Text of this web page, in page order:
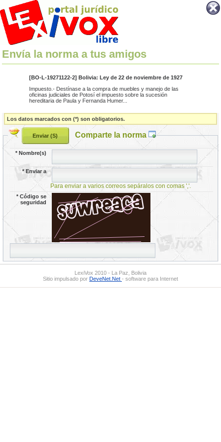
Envía la norma a tus amigos
[BO-L-19271122-2] Bolivia: Ley de 22 de noviembre de 1927
Impuesto.- Destínase a la compra de muebles y manejo de las
oficinas judiciales de Potosí el impuesto sobre la sucesión
hereditaria de Paula y Fernanda Humer...
Los datos marcados con (*) son obligatorios.
Comparte la norma
*Nombre(s)
*Enviar a
Para enviar a varios correos sepáralos con comas ','.
*Código se
seguridad
LexiVox 2010 - La Paz, Bolivia
Sitio impulsado por DeveNet.Net - software para Internet